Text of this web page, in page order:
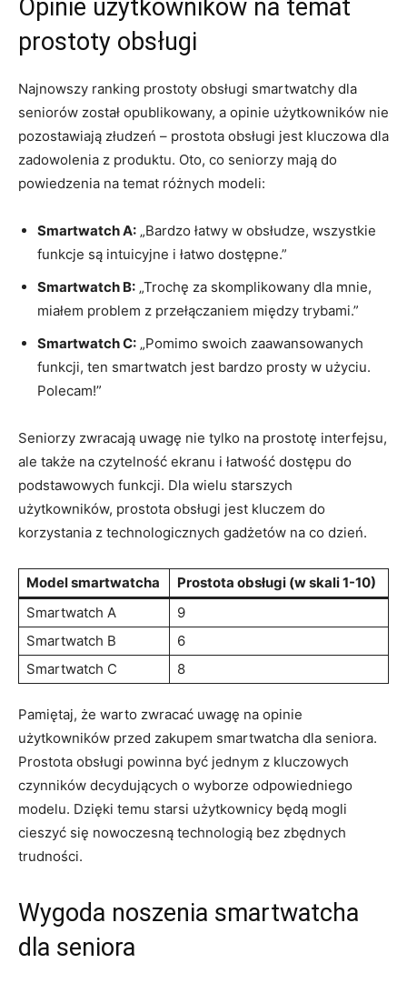
Opinie użytkowników na temat
prostoty obsługi
Najnowszy ranking prostoty obsługi smartwatchy dla
seniorów został opublikowany, a opinie użytkowników nie
pozostawiają złudzeń – prostota obsługi jest kluczowa dla
zadowolenia z produktu. Oto,‌ co seniorzy mają do
powiedzenia na‍ temat ⁣różnych modeli:
Smartwatch A: „Bardzo łatwy⁢ w obsłudze, wszystkie
funkcje są intuicyjne i łatwo dostępne.”
Smartwatch B: „Trochę za skomplikowany dla mnie,
miałem problem ⁢z przełączaniem między trybami.”
Smartwatch C: „Pomimo swoich​ zaawansowanych
funkcji, ten smartwatch jest⁢ bardzo prosty w użyciu.
Polecam!”
Seniorzy zwracają uwagę nie tylko ⁢na ⁣prostotę interfejsu,
ale ⁣także na ‍czytelność ekranu ⁣i łatwość⁣ dostępu do
podstawowych funkcji. Dla wielu starszych
użytkowników,‍ prostota obsługi jest kluczem do
korzystania z technologicznych gadżetów na co dzień.
Model smartwatcha
Prostota obsługi ​(w skali 1-10)
Smartwatch A
9
Smartwatch B
6
Smartwatch C
8
Pamiętaj, ⁣że warto zwracać uwagę⁢ na⁤ opinie
użytkowników ‍przed zakupem smartwatcha dla seniora.
Prostota obsługi powinna być jednym z kluczowych
czynników decydujących o wyborze‍ odpowiedniego
modelu. Dzięki temu⁤ starsi użytkownicy ​będą mogli
‍cieszyć się nowoczesną technologią bez zbędnych ​
trudności.
Wygoda noszenia smartwatcha
dla seniora